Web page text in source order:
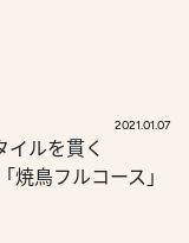
2021.01.07
イルを貫く
鳥フルコース」